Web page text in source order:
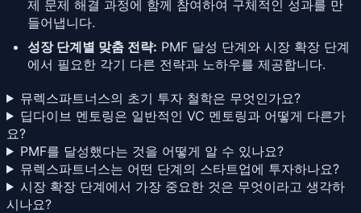
제 문제 해결 과정에 함께 참여하여 구체적인 성과를 만
들어냅니다.
성장 단계별 맞춤 전략: PMF 달성 단계와 시장 확장 단계
에서 필요한 각기 다른 전략과 노하우를 제공합니다.
뮤렉스파트너스의 초기 투자 철학은 무엇인가요?
딥다이브 멘토링은 일반적인 VC 멘토링과 어떻게 다른가
요?
PMF를 달성했다는 것을 어떻게 알 수 있나요?
뮤렉스파트너스는 어떤 단계의 스타트업에 투자하나요?
시장 확장 단계에서 가장 중요한 것은 무엇이라고 생각하
시나요?